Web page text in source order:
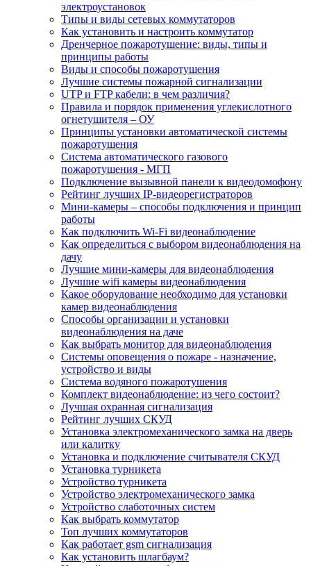
электроустановок
Типы и виды сетевых коммутаторов
Как установить и настроить коммутатор
Дренчерное пожаротушение: виды, типы и
принципы работы
Виды и способы пожаротушения
Лучшие системы пожарной сигнализации
UTP и FTP кабели: в чем различия?
Правила и порядок применения углекислотного
огнетушителя – ОУ
Принципы установки автоматической системы
пожаротушения
Система автоматического газового
пожаротушения - МГП
Подключение вызывной панели к видеодомофону
Рейтинг лучших IP-видеорегистраторов
Мини-камеры – способы подключения и принцип
работы
Как подключить Wi-Fi видеонаблюдение
Как определиться с выбором видеонаблюдения на
дачу
Лучшие мини-камеры для видеонаблюдения
Лучшие wifi камеры видеонаблюдения
Какое оборудование необходимо для установки
камер видеонаблюдения
Способы организации и установки
видеонаблюдения на даче
Как выбрать монитор для видеонаблюдения
Системы оповещения о пожаре - назначение,
устройство и виды
Система водяного пожаротушения
Комплект видеонаблюдение: из чего состоит?
Лучшая охранная сигнализация
Рейтинг лучших СКУД
Установка электромеханического замка на дверь
или калитку
Установка и подключение считывателя СКУД
Установка турникета
Устройство турникета
Устройство электромеханического замка
Устройство слаботочных систем
Как выбрать коммутатор
Топ лучших коммутаторов
Как работает gsm сигнализация
Как установить шлагбаум?